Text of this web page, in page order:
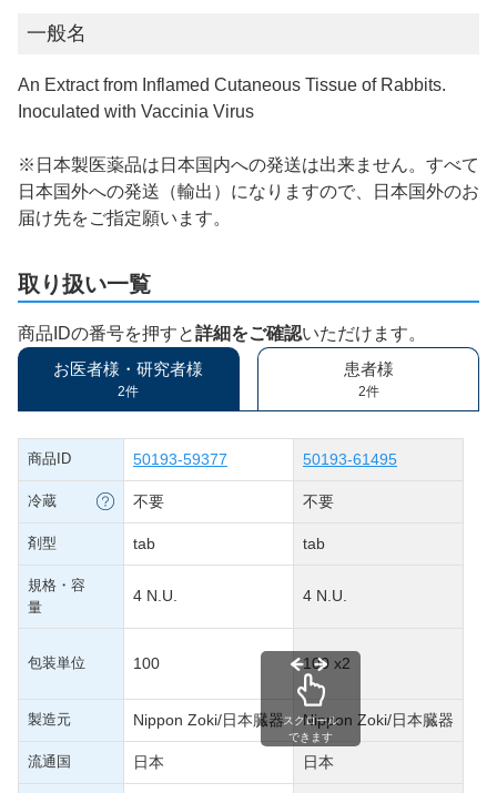
一般名
An Extract from Inflamed Cutaneous Tissue of Rabbits.
Inoculated with Vaccinia Virus
※日本製医薬品は日本国内への発送は出来ません。すべて
日本国外への発送（輸出）になりますので、日本国外のお
届け先をご指定願います。
取り扱い一覧
商品IDの番号を押すと詳細をご確認いただけます。
お医者様・研究者様
2件
患者様
2件
商品ID 50193-59377 50193-61495
冷蔵 不要 不要
剤型 tab tab
規格・容
量
4 N.U. 4 N.U.
包装単位 100 100 x2
製造元 Nippon Zoki/日本臓器 Nippon Zoki/日本臓器
流通国 日本 日本
スクロール
できます